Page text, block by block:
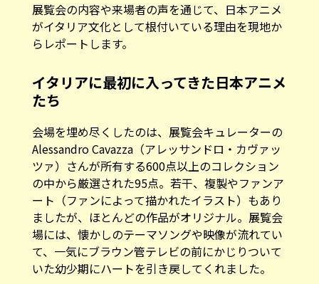
展覧会の内容や来場者の声を通じて、日本アニメ
がイタリア文化として根付いている理由を現地か
らレポートします。
イタリアに最初に入ってきた日本アニメ
たち
会場を埋め尽くしたのは、展覧会キュレーターの
Alessandro Cavazza（アレッサンドロ・カヴァッ
ツァ）さんが所有する600点以上のコレクション
の中から厳選された95点。若干、複製やファンア
ート（ファンによって描かれたイラスト）もあり
ましたが、ほとんどの作品がオリジナル。展覧会
場には、懐かしのテーマソングや映像が流れてい
て、一気にブラウン管テレビの前にかじりついて
いた幼少期にハートを引き戻してくれました。